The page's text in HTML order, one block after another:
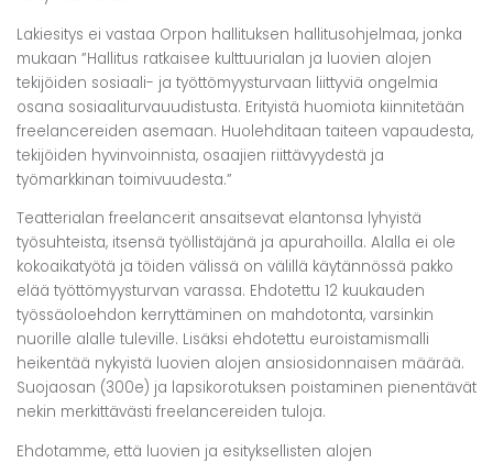
Lakiesitys ei vastaa Orpon hallituksen hallitusohjelmaa, jonka
mukaan ”Hallitus ratkaisee kulttuurialan ja luovien alojen
tekijöiden sosiaali- ja työttömyysturvaan liittyviä ongelmia
osana sosiaaliturvauudistusta. Erityistä huomiota kiinnitetään
freelancereiden asemaan. Huolehditaan taiteen vapaudesta,
tekijöiden hyvinvoinnista, osaajien riittävyydestä ja
työmarkkinan toimivuudesta.”
Teatterialan freelancerit ansaitsevat elantonsa lyhyistä
työsuhteista, itsensä työllistäjänä ja apurahoilla. Alalla ei ole
kokoaikatyötä ja töiden välissä on välillä käytännössä pakko
elää työttömyysturvan varassa. Ehdotettu 12 kuukauden
työssäoloehdon kerryttäminen on mahdotonta, varsinkin
nuorille alalle tuleville. Lisäksi ehdotettu euroistamismalli
heikentää nykyistä luovien alojen ansiosidonnaisen määrää.
Suojaosan (300e) ja lapsikorotuksen poistaminen pienentävät
nekin merkittävästi freelancereiden tuloja.
Ehdotamme, että luovien ja esityksellisten alojen